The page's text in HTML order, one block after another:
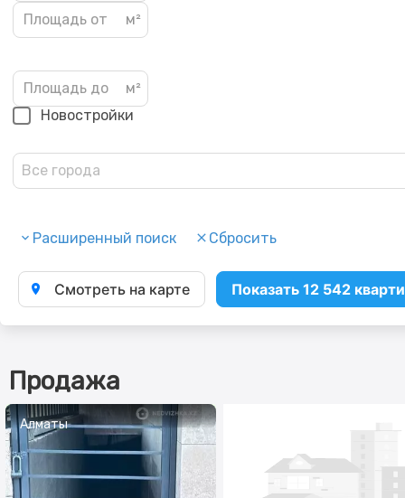
Новостройки
Все города
Расширенный поиск Сбросить
Смотреть на карте Показать 12 542
Продажа
Алматы